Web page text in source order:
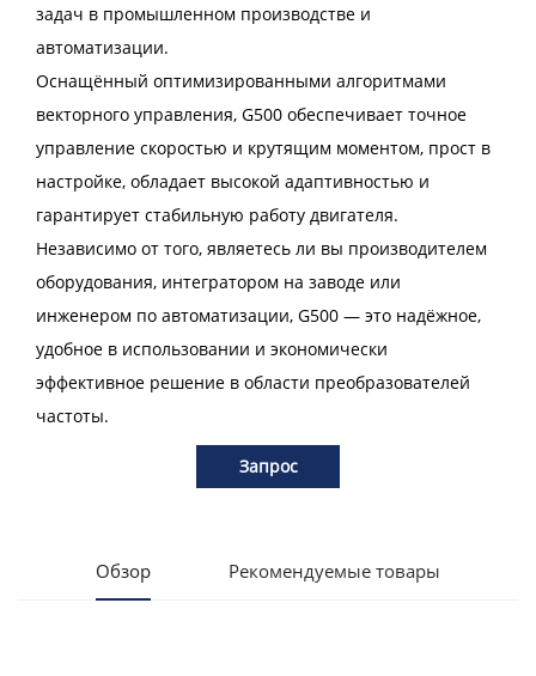
задач в промышленном производстве и
автоматизации.
Оснащённый оптимизированными алгоритмами
векторного управления, G500 обеспечивает точное
управление скоростью и крутящим моментом, прост в
настройке, обладает высокой адаптивностью и
гарантирует стабильную работу двигателя.
Независимо от того, являетесь ли вы производителем
оборудования, интегратором на заводе или
инженером по автоматизации, G500 — это надёжное,
удобное в использовании и экономически
эффективное решение в области преобразователей
частоты.
Запрос
Обзор Рекомендуемые товары